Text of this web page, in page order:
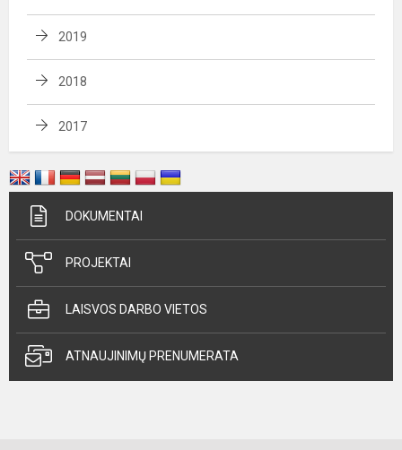
2019
2018
2017
DOKUMENTAI
PROJEKTAI
LAISVOS DARBO VIETOS
ATNAUJINIMŲ PRENUMERATA